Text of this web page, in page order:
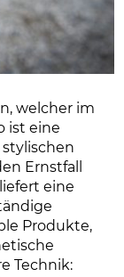
welcher im
ist eine
Ernstfall
eine
Produkte,
Technik: